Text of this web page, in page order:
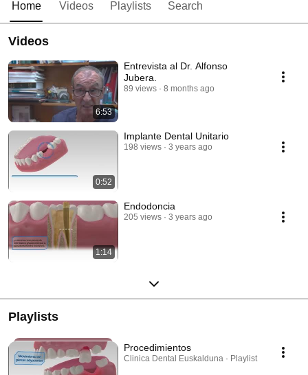
Home Videos Playlists Search
Videos
6:53
Entrevista al Dr. Alfonso
Jubera.
89 views 8 months ago
0:52
Implante Dental Unitario
198 views 3 years ago
1:14
Endodoncia
205 views 3 years ago
Playlists
Procedimientos
Clinica Dental Euskalduna · Playlist